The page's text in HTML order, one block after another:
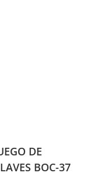
DE
BOC-37